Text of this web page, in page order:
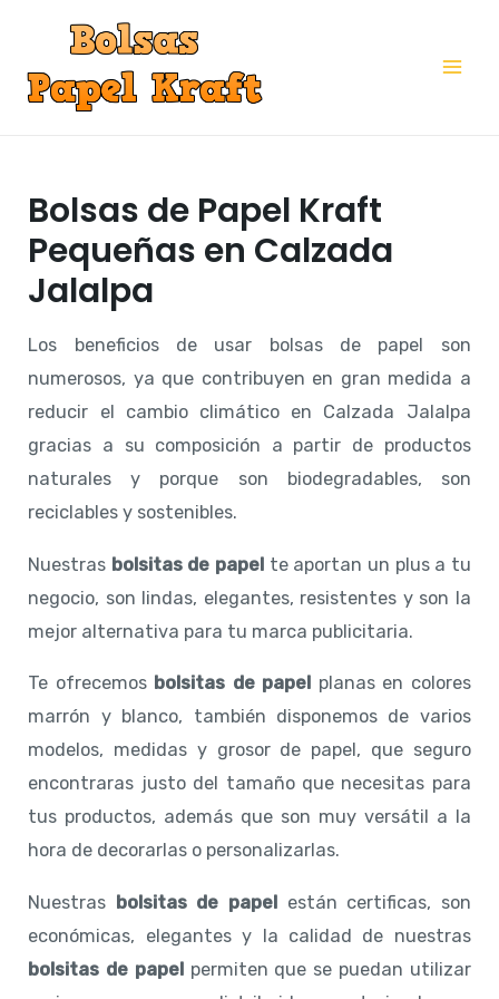
contenido
Bolsas de Papel Kraft
Pequeñas en Calzada
Jalalpa
Los beneficios de usar bolsas de papel son
numerosos, ya que contribuyen en gran medida a
reducir el cambio climático en Calzada Jalalpa
gracias a su composición a partir de productos
naturales y porque son biodegradables, son
reciclables y sostenibles.
Nuestras bolsitas de papel te aportan un plus a tu
negocio, son lindas, elegantes, resistentes y son la
mejor alternativa para tu marca publicitaria.
Te ofrecemos bolsitas de papel planas en colores
marrón y blanco, también disponemos de varios
modelos, medidas y grosor de papel, que seguro
encontraras justo del tamaño que necesitas para
tus productos, además que son muy versátil a la
hora de decorarlas o personalizarlas.
Nuestras bolsitas de papel están certificas, son
económicas, elegantes y la calidad de nuestras
bolsitas de papelpermiten que se puedan utilizar